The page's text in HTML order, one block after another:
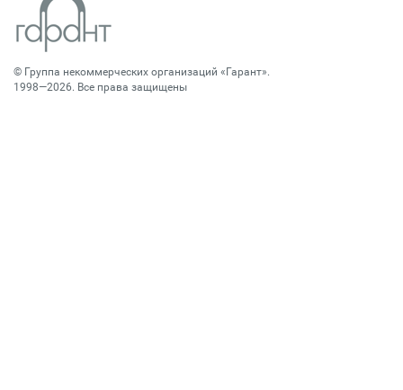
© Группа некоммерческих организаций «Гарант».
1998—2026. Все права защищены